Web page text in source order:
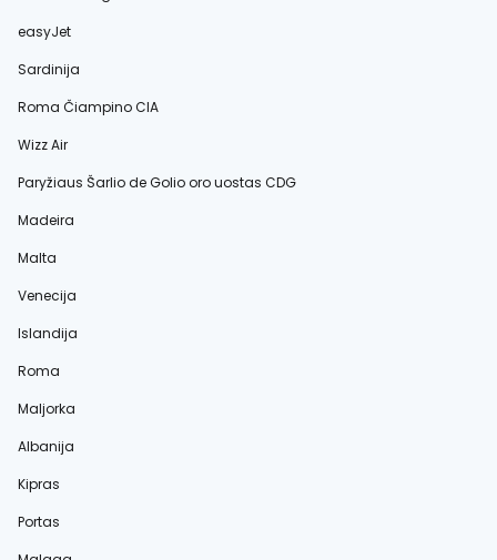
easyJet
Sardinija
Roma Čiampino CIA
Wizz Air
Paryžiaus Šarlio de Golio oro uostas CDG
Madeira
Malta
Venecija
Islandija
Roma
Maljorka
Albanija
Kipras
Portas